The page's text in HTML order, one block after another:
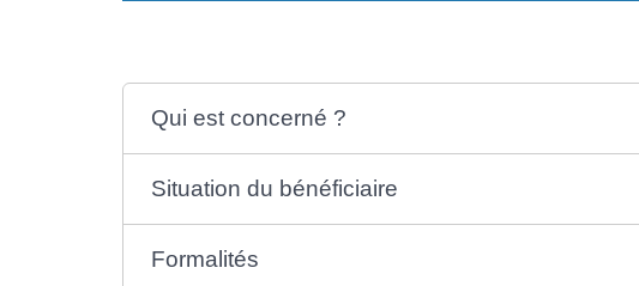
Qui est concerné ?
Situation du bénéficiaire
Formalités